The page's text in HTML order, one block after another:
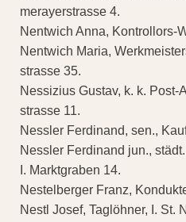
merayerstrasse 4.
Nentwich Anna, Kontrollors-
Nentwich Maria,
strasse 35.
Nessizius Gustav, k. k. Post-
strasse 11.
Nessler Ferdinand, sen.,
Nessler Ferdinand jun.,
I. Marktgraben 14.
Nestelberger Franz,
Nestl Josef, Taglöhner, I. St.